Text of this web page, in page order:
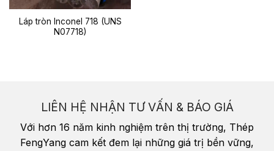
Láp tròn Inconel 718 (UNS
N07718)
LIÊN HỆ NHẬN TƯ VẤN & BÁO GIÁ
Với hơn 16 năm kinh nghiệm trên thị trường, Thép
FengYang cam kết đem lại những giá trị bền vững,